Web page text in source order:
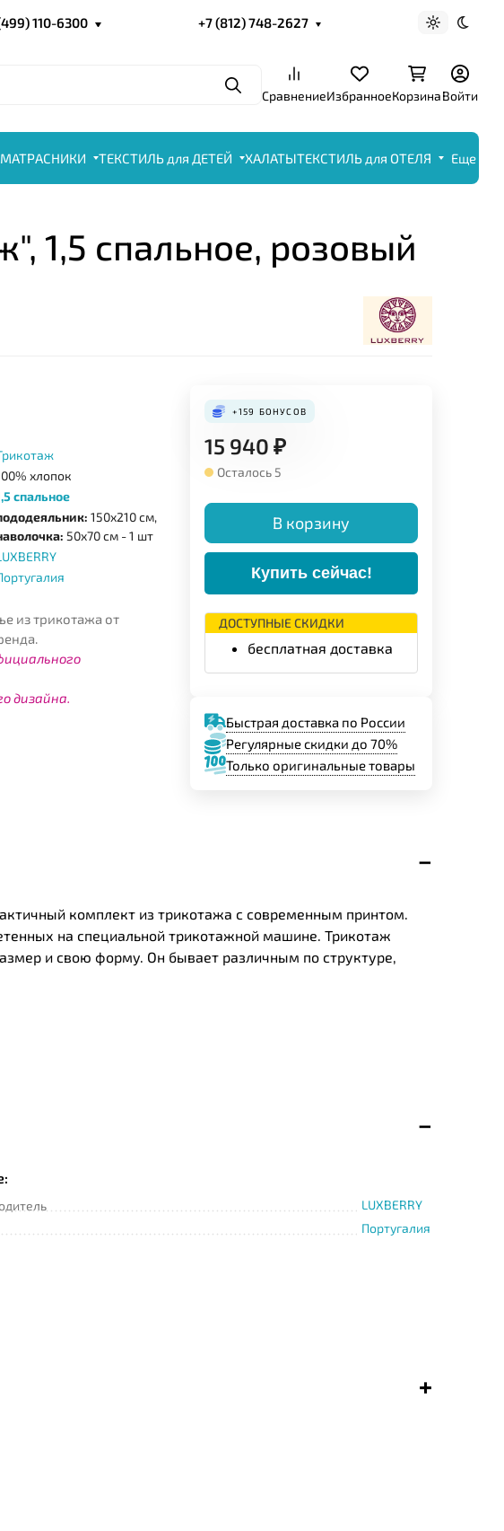
110-6300 +7 (812) 748-2627 Светлая
ПоискСравнениеИзбранноеКорзинаВойти
ТЕКСТИЛЬ для ДЕТЕЙ ХАЛАТЫТЕКСТИЛЬ для ОТЕЛЯ Еще
1,5 спальное, розовый
хлопок
спальное
150x210 см,
50x70 см - 1 шт
из трикотажа от
дизайна.
+159 БОНУСОВ
15 940 ₽
Осталось 5
В корзину
Купить сейчас!
ДОСТУПНЫЕ СКИДКИ
бесплатная доставка
Быстрая доставка по России
Регулярные скидки до 70%
Только оригинальные товары
комплект из трикотажа с современным принтом.
на специальной трикотажной машине. Трикотаж
и свою форму. Он бывает различным по структуре,
LUXBERRY
Португалия